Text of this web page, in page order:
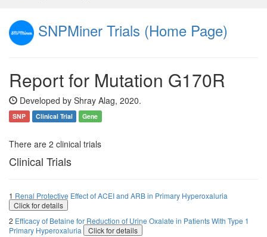
SNPMiner Trials (Home Page)
Report for Mutation G170R
Developed by Shray Alag, 2020.
SNP Clinical Trial Gene
There are 2 clinical trials
Clinical Trials
1 Renal Protective Effect of ACEI and ARB in Primary Hyperoxaluria
Click for details
2 Efficacy of Betaine for Reduction of Urine Oxalate in Patients With Type 1
Primary Hyperoxaluria
Click for details